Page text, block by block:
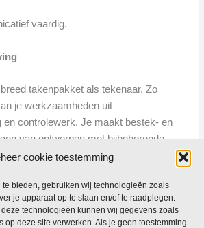
cookie toestemming
te bieden, gebruiken wij technologieën zoals
je apparaat op te slaan en/of te raadplegen.
deze technologieën kunnen wij gegevens zoals
op deze site verwerken. Als je geen toestemming
vaardig.
takenpakket als tekenaar. Zo
je werkzaamheden uit
en controlewerk. Je maakt bestek- en
van ontwerpen met bijbehorende
en esthetische uitwerkingen.
tekenaar die wij zoeken?
en CV naar info@vdbroek-
0492-322049.